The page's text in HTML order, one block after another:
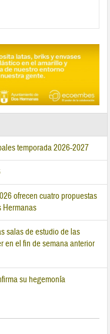
temporada 2026-2027
ofrecen cuatro propuestas
Hermanas
salas de estudio de las
en el fin de semana anterior
su hegemonía